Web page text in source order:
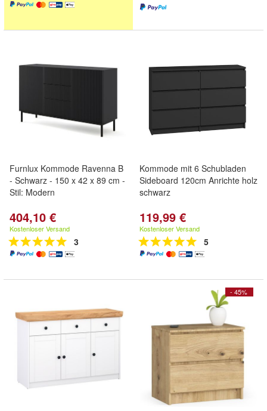
Furnlux Kommode Ravenna B
- Schwarz - 150 x 42 x 89 cm -
Stil: Modern
404,10 €
Kostenloser Versand
3
Kommode mit 6 Schubladen
Sideboard 120cm Anrichte holz
schwarz
119,99 €
Kostenloser Versand
5
- 45%